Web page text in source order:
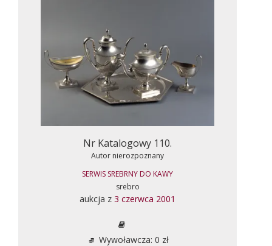
Nr Katalogowy 110.
Autor nierozpoznany
SERWIS SREBRNY DO KAWY
srebro
aukcja z 3 czerwca 2001
Wywoławcza: 0 zł